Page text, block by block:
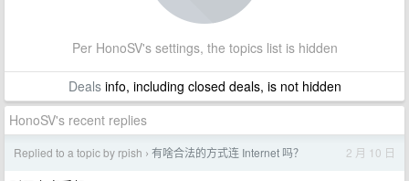
Per HonoSV's settings, the topics list is hidden
Dealsinfo, including closed deals, is not hidden
HonoSV's recent replies
Replied to a topic by rpish › 有啥合法的方式连 Internet 吗？ 2 月 10 日